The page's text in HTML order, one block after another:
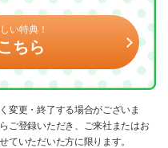
い特典！
ちら
変更・終了する場合がございま
ご登録いただき、ご来社またはお
ていただいた方に限ります。